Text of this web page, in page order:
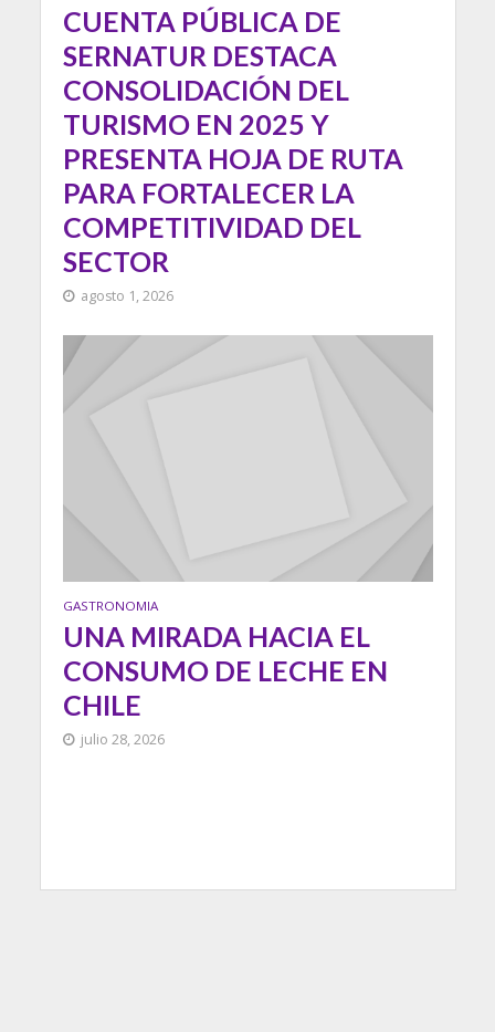
CUENTA PÚBLICA DE
SERNATUR DESTACA
CONSOLIDACIÓN DEL
TURISMO EN 2025 Y
PRESENTA HOJA DE RUTA
PARA FORTALECER LA
COMPETITIVIDAD DEL
SECTOR
agosto 1, 2026
GASTRONOMIA
UNA MIRADA HACIA EL
CONSUMO DE LECHE EN
CHILE
julio 28, 2026